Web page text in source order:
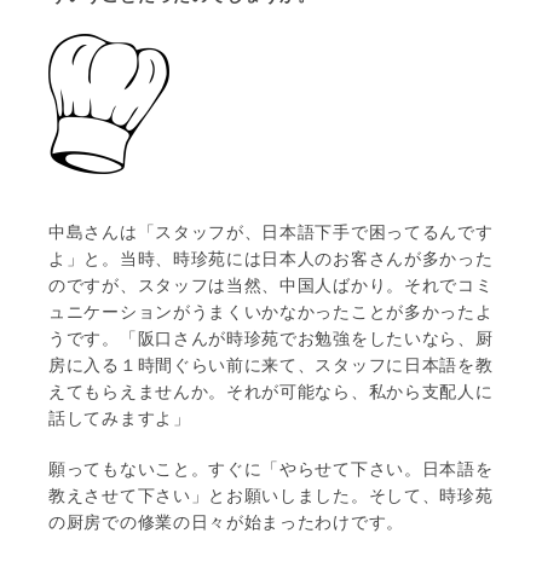
中島さんは「スタッフが、日本語下手で困ってるんです
よ」と。当時、時珍苑には日本人のお客さんが多かった
のですが、スタッフは当然、中国人ばかり。それでコミ
ュニケーションがうまくいかなかったことが多かったよ
うです。「阪口さんが時珍苑でお勉強をしたいなら、厨
房に入る１時間ぐらい前に来て、スタッフに日本語を教
えてもらえませんか。それが可能なら、私から支配人に
話してみますよ」
願ってもないこと。すぐに「やらせて下さい。日本語を
教えさせて下さい」とお願いしました。そして、時珍苑
の厨房での修業の日々が始まったわけです。